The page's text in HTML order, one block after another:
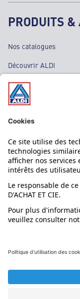
PRODUITS &
Nos catalogues
Découvrir ALDI
Nos bons plans
Nos rayons
Nos marques
Nos astuces
Évènements
L'application mobile